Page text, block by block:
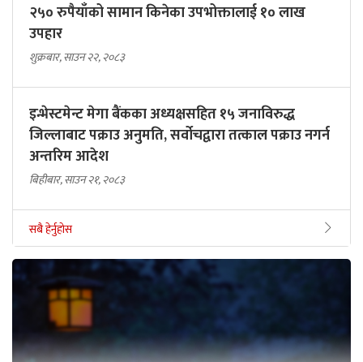
२५० रुपैयाँको सामान किनेका उपभोक्तालाई १० लाख
उपहार
शुक्रबार, साउन २२, २०८३
इन्भेस्टमेन्ट मेगा बैंकका अध्यक्षसहित १५ जनाविरुद्ध
जिल्लाबाट पक्राउ अनुमति, सर्वोचद्वारा तत्काल पक्राउ नगर्न
अन्तरिम आदेश
बिहीबार, साउन २१, २०८३
सबै हेर्नुहोस